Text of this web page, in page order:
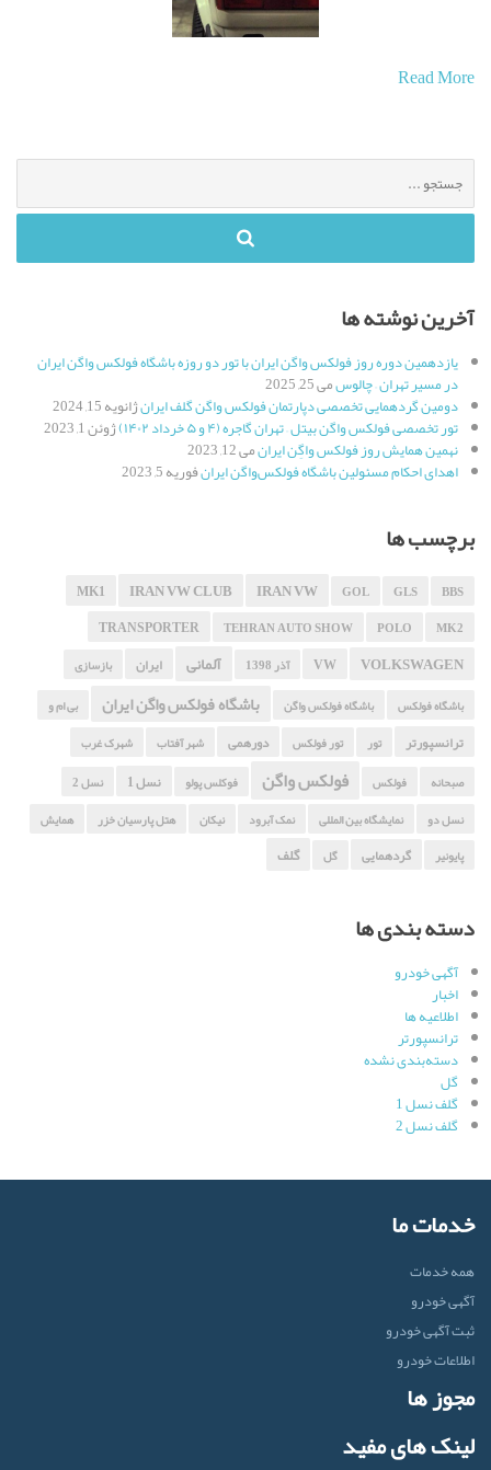
Read More
جستجو
برای
:
آخرین نوشته ها
یازدهمین دوره روز فولکس واگن ایران با تور دو روزه باشگاه فولکس واگن ایران
در مسیر تهران – چالوسمی 25, 2025
دومین گردهمایی تخصصی دپارتمان فولکس واگن گلف ایرانژانویه 15, 2024
تور تخصصی فولکس واگن بیتل – تهران گاجره (۴ و ۵ خرداد ۱۴۰۲) ژوئن 1, 2023
نهمین همایش روز فولکس واگِن ایرانمی 12, 2023
اهدای احکام مسئولین باشگاه فولکس‌واگن ایرانفوریه 5, 2023
برچسب ها
BBS
GLS
GOL
IRAN VW
IRAN VW CLUB
MK1
MK2
POLO
TEHRAN AUTO SHOW
TRANSPORTER
VOLKSWAGEN
VW آذر 1398 آلمانی ایران
بازسازی
باشگاه فولکس
باشگاه فولکس واگن باشگاه فولکس واگن ایران بی ام و
ترانسپورتر تور تور فولکس دورهمی شهر آفتاب
شهرک غرب
صبحانه
فولکس فولکس واگن فوکلس پولو نسل 1
نسل 2
نسل دو
نمایشگاه بین المللی نمک آبرود نیکان هتل پارسیان خزر
همایش
پایونیر
گردهمایی گل گلف
دسته بندی ها
آگهی خودرو
اخبار
اطلاعیه ها
ترانسپورتر
دسته‌بندی نشده
گل
گلف نسل 1
گلف نسل 2
خدمات ما
همه خدمات
آگهی خودرو
ثبت آگهی خودرو
اطلاعات خودرو
مجوز ها
لینک های مفید